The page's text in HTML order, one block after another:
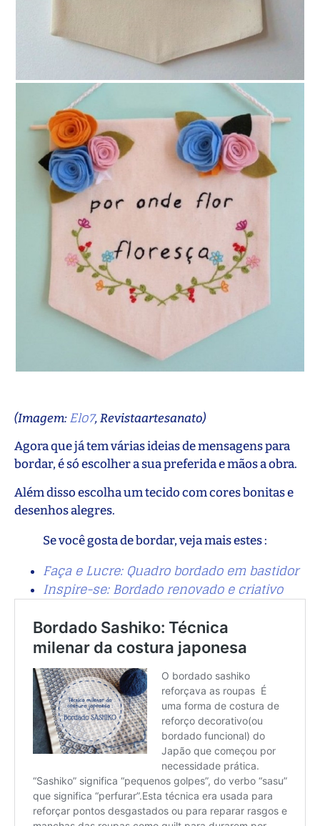
(Imagem:Elo7, Revistaartesanato)
Agora que já tem várias ideias de mensagens para
bordar, é só escolher a sua preferida e mãos a obra.
Além disso escolha um tecido com cores bonitas e
desenhos alegres.
Se você gosta de bordar, veja mais estes :
Faça e Lucre: Quadro bordado em bastidor
Inspire-se: Bordado renovado e criativo